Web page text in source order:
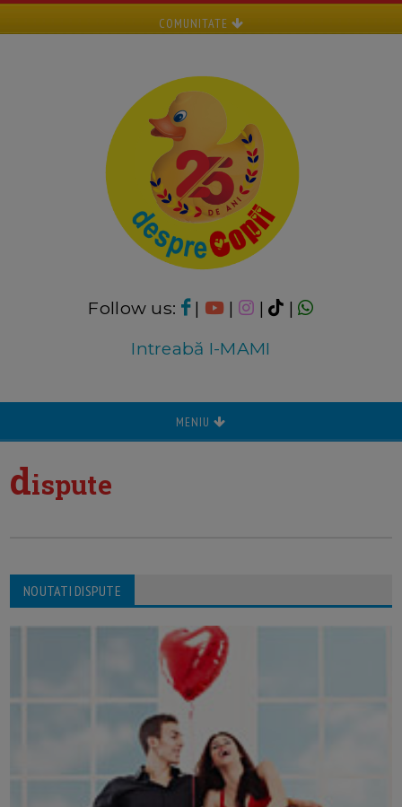
COMUNITATE
Follow us: | | |
|
Intreabă I-MAMI
MENIU
dispute
NOUTATI DISPUTE